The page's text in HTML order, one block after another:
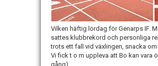
Vilken häftig lördag för Genarps IF.
sattes klubbrekord och personliga
trots ett fall vid växlingen, snacka
Vi fick t o m uppleva att Bo kan vara
gång)